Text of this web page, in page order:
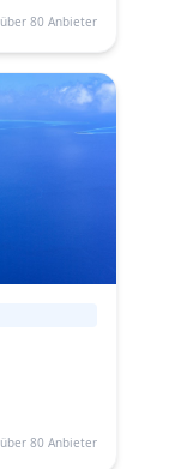
über 80 Anbieter
über 80 Anbieter